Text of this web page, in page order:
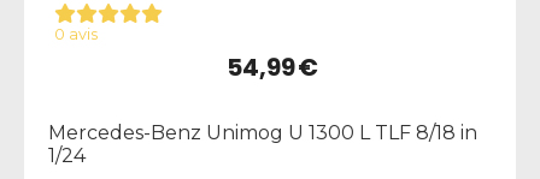
0 avis
54,99€
Mercedes-Benz Unimog U 1300 L TLF 8/18 in
1/24